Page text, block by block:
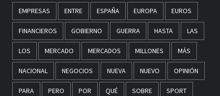
EMPRESAS ENTRE ESPAÑA EUROPA EUROS
FINANCIEROS GOBIERNO GUERRA HASTA LAS
LOS MERCADO MERCADOS MILLONES MÁS
NACIONAL NEGOCIOS NUEVA NUEVO OPINIÓN
PARA PERO POR QUÉ SOBRE SPORT